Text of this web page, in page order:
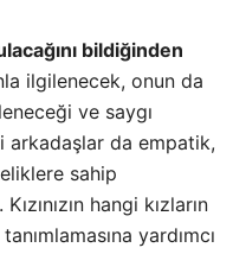
bildiğinden
ilgilenecek, onun da
ve saygı
arkadaşlar da empatik,
sahip
hangi kızların
yardımcı